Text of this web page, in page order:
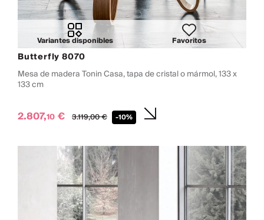
Variantes disponibles Favoritos
Butterfly 8070
Mesa de madera Tonin Casa, tapa de cristal o mármol, 133 x
133 cm
2.807,10 € 3.119,00€ -10%